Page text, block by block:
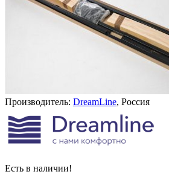
Производитель: DreamLine, Россия
Есть в наличии!